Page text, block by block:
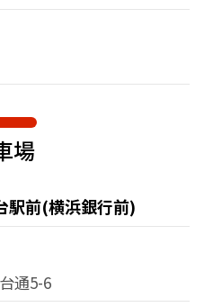
場
駅前(横浜銀行前)
通5-6